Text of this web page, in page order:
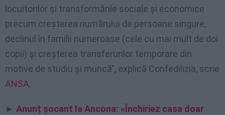
locuitorilor și transformările sociale și economice
precum creșterea numărului de persoane singure,
declinul în familii numeroase (cele cu mai mult de doi
copii) și creșterea transferurilor temporare din
motive de studiu și muncă”, explică Confedilizia, scrie
ANSA.
► Anunț șocant la Ancona: «Închiriez casa doar